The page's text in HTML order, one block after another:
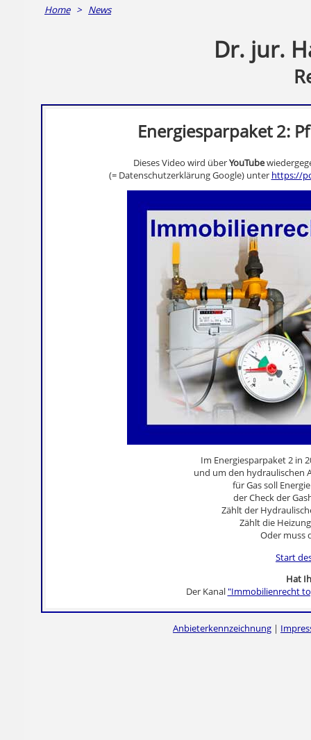
Home> News
Dr. jur.
Energiesparpaket 2:
Dieses Video wird überYouTube
(= Datenschutzerklärung Google) unter https://
Im Energiesparpaket 2 in
und um den hydraulischen
für Gas soll
der Check der
Zählt der
Zählt die
Oder muss
Start
Hat
Der Kanal"Immobilienrecht
Anbieterkennzeichnung |